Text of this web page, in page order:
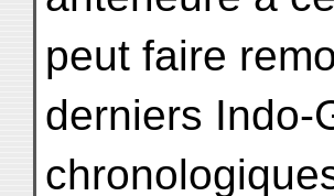
peut faire
derniers Indo-